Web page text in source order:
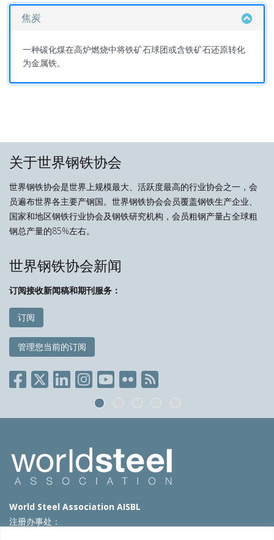
焦炭
一种碳化煤在高炉燃烧中将铁矿石球团或含铁矿石还原转化
为金属铁。
关于世界钢铁协会
世界钢铁协会是世界上规模最大、活跃度最高的行业协会之一，会
员遍布世界各主要产钢国。世界钢铁协会会员覆盖钢铁生产企业、
国家和地区钢铁行业协会及钢铁研究机构，会员粗钢产量占全球粗
钢总产量的85%左右。
世界钢铁协会新闻
订阅接收新闻稿和期刊服务：
订阅
管理您当前的订阅
World Steel Association AISBL
注册办事处：